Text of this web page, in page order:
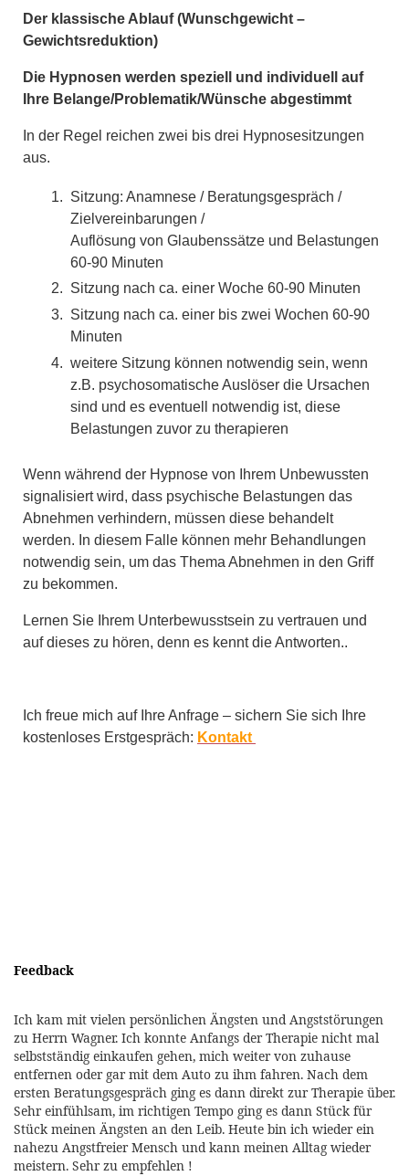
Der klassische Ablauf (Wunschgewicht –
Gewichtsreduktion)
Die Hypnosen werden speziell und individuell auf
Ihre Belange/Problematik/Wünsche abgestimmt
In der Regel reichen zwei bis drei Hypnosesitzungen
aus.
Sitzung: Anamnese / Beratungsgespräch /
Zielvereinbarungen /
Auflösung von Glaubenssätze und Belastungen
60-90 Minuten
Sitzung nach ca. einer Woche 60-90 Minuten
Sitzung nach ca. einer bis zwei Wochen 60-90
Minuten
weitere Sitzung können notwendig sein, wenn
z.B. psychosomatische Auslöser die Ursachen
sind und es eventuell notwendig ist, diese
Belastungen zuvor zu therapieren
Wenn während der Hypnose von Ihrem Unbewussten
signalisiert wird, dass psychische Belastungen das
Abnehmen verhindern, müssen diese behandelt
werden. In diesem Falle können mehr Behandlungen
notwendig sein, um das Thema Abnehmen in den Griff
zu bekommen.
Lernen Sie Ihrem Unterbewusstsein zu vertrauen und
auf dieses zu hören, denn es kennt die Antworten..
Ich freue mich auf Ihre Anfrage – sichern Sie sich Ihre
kostenloses Erstgespräch: Kontakt
Feedback
Ich kam mit vielen persönlichen Ängsten und Angststörungen
zu Herrn Wagner. Ich konnte Anfangs der Therapie nicht mal
selbstständig einkaufen gehen, mich weiter von zuhause
entfernen oder gar mit dem Auto zu ihm fahren. Nach dem
ersten Beratungsgespräch ging es dann direkt zur Therapie über.
Sehr einfühlsam, im richtigen Tempo ging es dann Stück für
Stück meinen Ängsten an den Leib. Heute bin ich wieder ein
nahezu Angstfreier Mensch und kann meinen Alltag wieder
meistern. Sehr zu empfehlen !